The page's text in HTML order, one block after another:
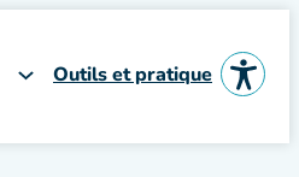
Outils et pratique